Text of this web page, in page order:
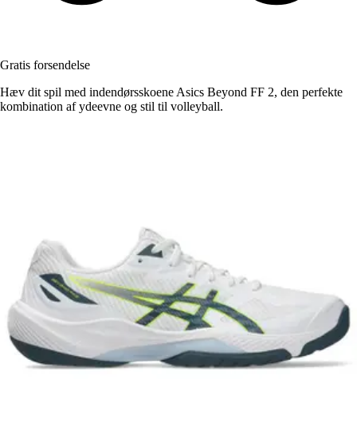
Gratis forsendelse
Hæv dit spil med indendørsskoene Asics Beyond FF 2, den perfekte
kombination af ydeevne og stil til volleyball.